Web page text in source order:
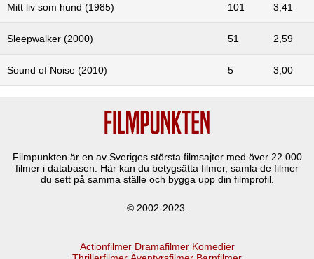
Mitt liv som hund (1985) 101 3,41
Sleepwalker (2000) 51 2,59
Sound of Noise (2010) 5 3,00
Filmpunkten är en av Sveriges största filmsajter med över 22 000
filmer i databasen. Här kan du betygsätta filmer, samla de filmer
du sett på samma ställe och bygga upp din filmprofil.
© 2002-2023.
Actionfilmer Dramafilmer Komedier